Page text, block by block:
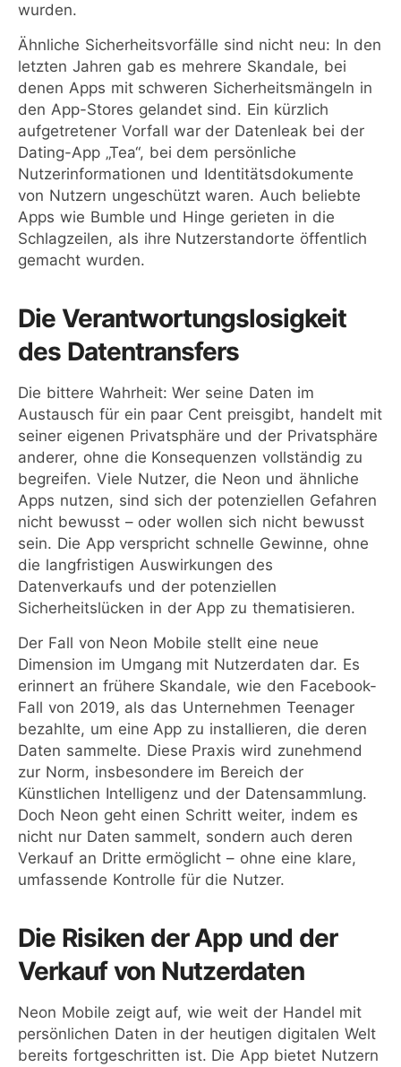
wurden.
Ähnliche Sicherheitsvorfälle sind nicht neu: In den
letzten Jahren gab es mehrere Skandale, bei
denen Apps mit schweren Sicherheitsmängeln in
den App-Stores gelandet sind. Ein kürzlich
aufgetretener Vorfall war der Datenleak bei der
Dating-App „Tea“, bei dem persönliche
Nutzerinformationen und Identitätsdokumente
von Nutzern ungeschützt waren. Auch beliebte
Apps wie Bumble und Hinge gerieten in die
Schlagzeilen, als ihre Nutzerstandorte öffentlich
gemacht wurden.
Die Verantwortungslosigkeit
des Datentransfers
Die bittere Wahrheit: Wer seine Daten im
Austausch für ein paar Cent preisgibt, handelt mit
seiner eigenen Privatsphäre und der Privatsphäre
anderer, ohne die Konsequenzen vollständig zu
begreifen. Viele Nutzer, die Neon und ähnliche
Apps nutzen, sind sich der potenziellen Gefahren
nicht bewusst – oder wollen sich nicht bewusst
sein. Die App verspricht schnelle Gewinne, ohne
die langfristigen Auswirkungen des
Datenverkaufs und der potenziellen
Sicherheitslücken in der App zu thematisieren.
Der Fall von Neon Mobile stellt eine neue
Dimension im Umgang mit Nutzerdaten dar. Es
erinnert an frühere Skandale, wie den Facebook-
Fall von 2019, als das Unternehmen Teenager
bezahlte, um eine App zu installieren, die deren
Daten sammelte. Diese Praxis wird zunehmend
zur Norm, insbesondere im Bereich der
Künstlichen Intelligenz und der Datensammlung.
Doch Neon geht einen Schritt weiter, indem es
nicht nur Daten sammelt, sondern auch deren
Verkauf an Dritte ermöglicht – ohne eine klare,
umfassende Kontrolle für die Nutzer.
Die Risiken der App und der
Verkauf von Nutzerdaten
Neon Mobile zeigt auf, wie weit der Handel mit
persönlichen Daten in der heutigen digitalen Welt
bereits fortgeschritten ist. Die App bietet Nutzern